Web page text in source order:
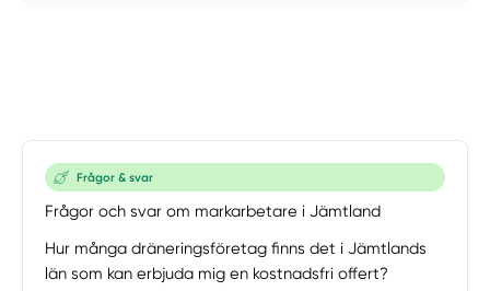
Frågor & svar
Frågor och svar om markarbetare i Jämtland
Hur många dräneringsföretag finns det i Jämtlands
län som kan erbjuda mig en kostnadsfri offert?